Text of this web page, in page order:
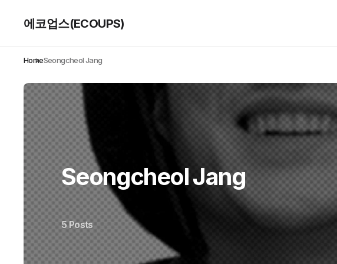
에코업스(ECOUPS)
HomeSeongcheol Jang
Seongcheol Jang
5 Posts